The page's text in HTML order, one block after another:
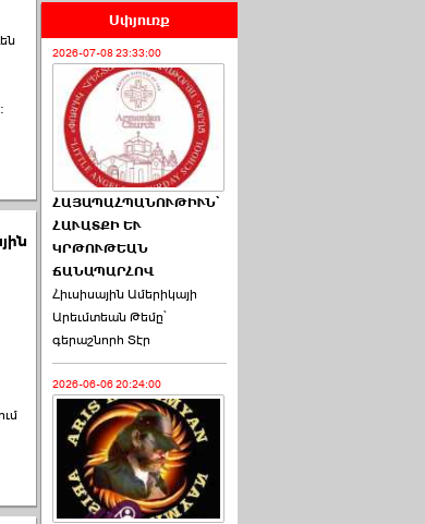
Սփյուռք
2026-07-08 23:33:00
ՀԱՅԱՊԱՀՊԱՆՈՒԹԻՒՆ՝
ՀԱՒԱՏՔԻ ԵՒ
ԿՐԹՈՒԹԵԱՆ
ՃԱՆԱՊԱՐՀՈՎ
Հիւսիսային Ամերիկայի
Արեւմտեան Թեմը՝
գերաշնորհ Տէր
2026-06-06 20:24:00